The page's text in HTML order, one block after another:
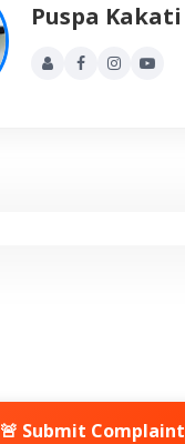
Puspa Kakati
🚨 Submit Complaint